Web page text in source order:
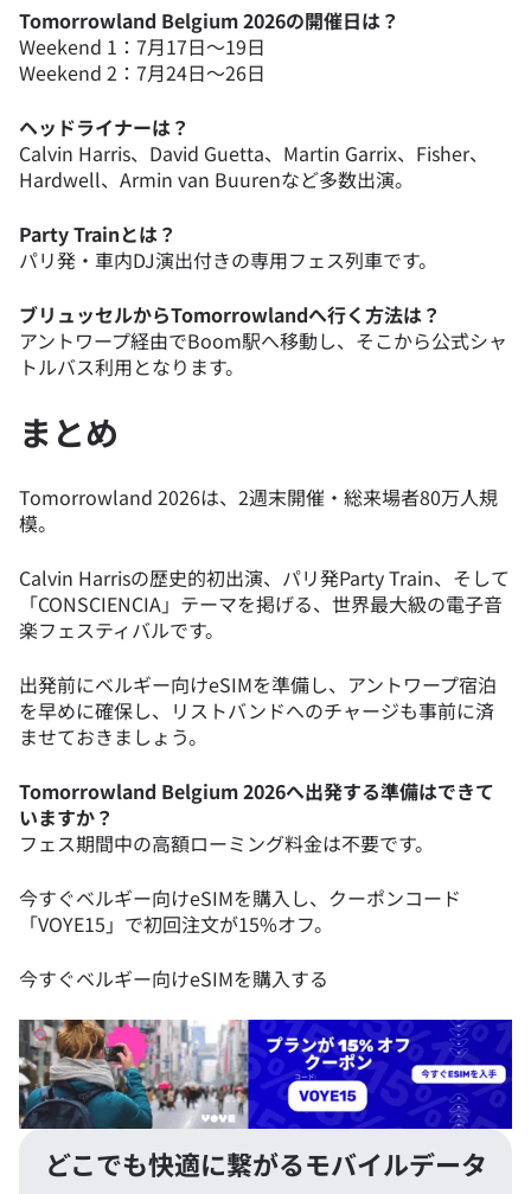
Tomorrowland Belgium 2026の開催日は？
Weekend 1：7月17日〜19日
Weekend 2：7月24日〜26日
ヘッドライナーは？
Calvin Harris、David Guetta、Martin Garrix、Fisher、
Hardwell、Armin van Buurenなど多数出演。
Party Trainとは？
パリ発・車内DJ演出付きの専用フェス列車です。
ブリュッセルからTomorrowlandへ行く方法は？
アントワープ経由でBoom駅へ移動し、そこから公式シャ
トルバス利用となります。
まとめ
Tomorrowland 2026は、2週末開催・総来場者80万人規
模。
Calvin Harrisの歴史的初出演、パリ発Party Train、そして
「CONSCIENCIA」テーマを掲げる、世界最大級の電子音
楽フェスティバルです。
出発前にベルギー向けeSIMを準備し、アントワープ宿泊
を早めに確保し、リストバンドへのチャージも事前に済
ませておきましょう。
Tomorrowland Belgium 2026へ出発する準備はできて
いますか？
フェス期間中の高額ローミング料金は不要です。
今すぐベルギー向けeSIMを購入し、クーポンコード
「VOYE15」で初回注文が15%オフ。
今すぐベルギー向けeSIMを購入する
どこでも快適に繋がるモバイルデータ